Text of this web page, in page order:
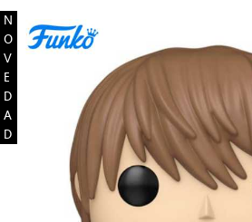
N
O
V
E
D
A
D